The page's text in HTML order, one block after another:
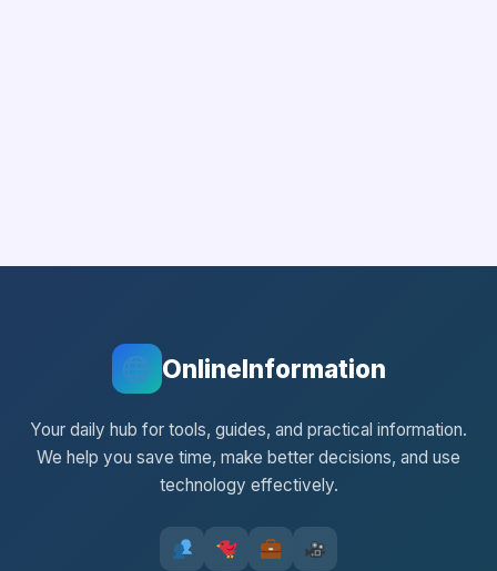
OnlineInformation
Your daily hub for tools, guides, and practical information.
We help you save time, make better decisions, and use
technology effectively.